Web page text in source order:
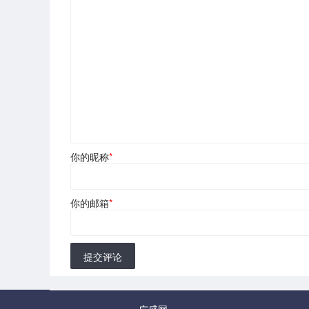
你的昵称*
你的邮箱*
提交评论